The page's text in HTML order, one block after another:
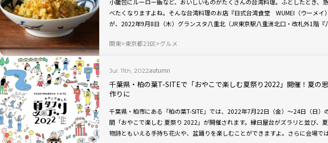
小籠包にルーロー飯など、おいしいものがたくさんの台湾料理。ふとしたとき、
べたくなりますよね。そんな台湾料理のお店『日式台湾食堂 WUMEI（ウーメイ
が、2022年9月8日（木）グランスタ八重北（JR東京駅八重洲北口・改札外1階『
れる期待のお店をご紹介します。
関東 東京都23区 グルメ
Jul. 11th, 2022autumn
千葉県・柏の葉T-SITEで「おやこで楽しむ夏祭り2022」開催！夏の
作りに
千葉県・柏市にある「柏の葉T-SITE」では、2022年7月22日（金）～24日（日）
間「おやこで楽しむ 夏祭り 2022」が開催されます。縁日屋台がズラリと並び、
物詩ともいえる手持ち花火や、盆踊りを楽しむことができますよ。さらに会場で